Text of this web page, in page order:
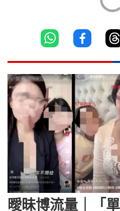
曖昧博流量｜「